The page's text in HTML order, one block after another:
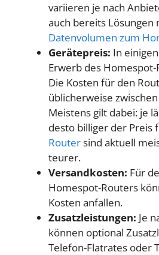
variieren je nach
auch bereits Lösungen
Datenvolumen zum
Gerätepreis: In
Erwerb des
Die Kosten für den
üblicherweise
Meistens gilt dabei: je
desto billiger der Preis
Routersind aktuell
teurer.
Versandkosten: Für
Homespot-Routers
Kosten anfallen.
Zusatzleistungen: Je
können optional
Telefon-Flatrates oder